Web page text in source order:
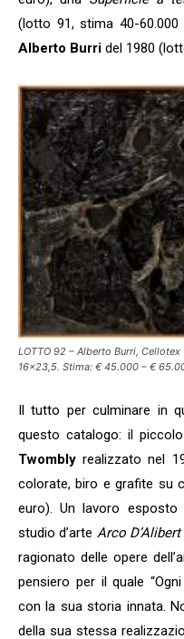
(lotto 91, stima 40-
Alberto Burri del 1980
LOTTO 92 – Alberto Burri,
16×23,5. Stima: € 45.000 – €
Il tutto per culminare in
questo catalogo: il
Twombly realizzato nel
colorate, biro e grafite su
euro). Un lavoro esposto
studio d’arte Arco D’Alibert
ragionato delle opere
pensiero per il quale
con la sua storia innata.
della sua stessa